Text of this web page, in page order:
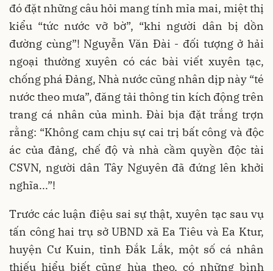
đó đặt những câu hỏi mang tính mỉa mai, miệt thị
kiểu “tức nước vỡ bờ”, “khi người dân bị dồn
đường cùng”! Nguyễn Văn Đài - đối tượng ở hải
ngoại thường xuyên có các bài viết xuyên tạc,
chống phá Đảng, Nhà nước cũng nhân dịp này “té
nước theo mưa”, đăng tải thông tin kích động trên
trang cá nhân của mình. Đài bịa đặt trắng trợn
rằng: “Không cam chịu sự cai trị bất công và độc
ác của đảng, chế độ và nhà cầm quyền độc tài
CSVN, người dân Tây Nguyên đã đứng lên khởi
nghĩa...”!
Trước các luận điệu sai sự thật, xuyên tạc sau vụ
tấn công hai trụ sở UBND xã Ea Tiêu và Ea Ktur,
huyện Cư Kuin, tỉnh Đắk Lắk, một số cá nhân
thiếu hiểu biết cũng hùa theo, có những bình